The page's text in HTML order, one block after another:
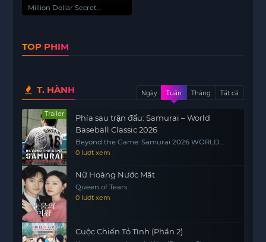
Million Dollar Secret
TOP PHIM
T. HÀNH Ngày Tuần Tháng Tất cả
Trailer
Phía sau trận đấu: Samurai – World
Baseball Classic 2026
Beyond the Game: Samurai 2026 WORLD
BASEBALL CLASSIC
0 lượt xem
Nữ Hoàng Nước Mắt
Queen of Tears
0 lượt xem
Cuộc Chiến Tỏ Tình (Phần 2)